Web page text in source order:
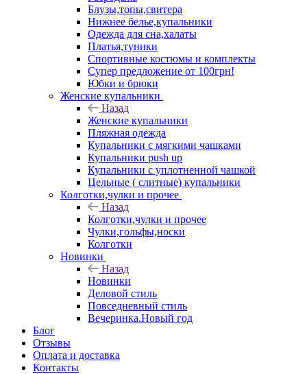
Блузы,топы,свитера
Нижнее белье,купальники
Одежда для сна,халаты
Платья,туники
Спортивные костюмы и комплекты
Супер предложение от 100грн!
Юбки и брюки
Женские купальники
Назад
Женские купальники
Пляжная одежда
Купальники с мягкими чашками
Купальники push up
Купальники с уплотненной чашкой
Цельные ( слитные) купальники
Колготки,чулки и прочее
Назад
Колготки,чулки и прочее
Чулки,гольфы,носки
Колготки
Новинки
Назад
Новинки
Деловой стиль
Повседневный стиль
Вечеринка.Новый год
Блог
Отзывы
Оплата и доставка
Контакты